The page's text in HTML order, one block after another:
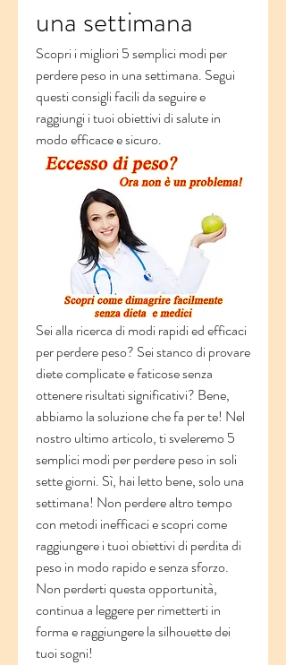
una settimana
Scopri i migliori 5 semplici modi per
perdere peso in una settimana. Segui
questi consigli facili da seguire e
raggiungi i tuoi obiettivi di salute in
modo efficace e sicuro.
Sei alla ricerca di modi rapidi ed efficaci
per perdere peso? Sei stanco di provare
diete complicate e faticose senza
ottenere risultati significativi? Bene,
abbiamo la soluzione che fa per te! Nel
nostro ultimo articolo, ti sveleremo 5
semplici modi per perdere peso in soli
sette giorni. Sì, hai letto bene, solo una
settimana! Non perdere altro tempo
con metodi inefficaci e scopri come
raggiungere i tuoi obiettivi di perdita di
peso in modo rapido e senza sforzo.
Non perderti questa opportunità,
continua a leggere per rimetterti in
forma e raggiungere la silhouette dei
tuoi sogni!